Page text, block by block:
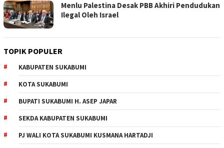
Menlu Palestina Desak PBB Akhiri Pendudukan
Ilegal Oleh Israel
TOPIK POPULER
KABUPATEN SUKABUMI
KOTA SUKABUMI
BUPATI SUKABUMI H. ASEP JAPAR
SEKDA KABUPATEN SUKABUMI
PJ WALI KOTA SUKABUMI KUSMANA HARTADJI